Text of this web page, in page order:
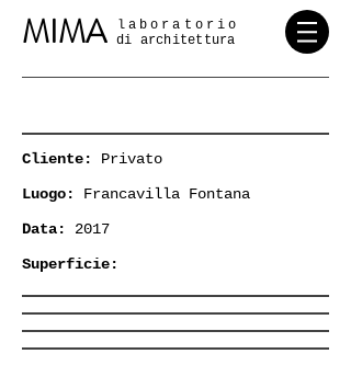
MIMA
laboratorio
di architettura
Cliente:
Privato
Luogo:
Francavilla Fontana
Data:
2017
Superficie: